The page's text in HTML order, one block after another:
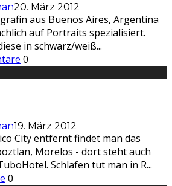
20. März 2012
aus Buenos Aires, Argentina
auf Portraits spezialisiert.
in schwarz/weiß...
0
19. März 2012
City entfernt findet man das
Morelos - dort steht auch
Schlafen tut man in R...
0